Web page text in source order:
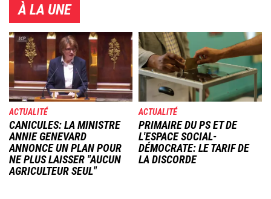
À LA UNE
Image
ACTUALITÉ
CANICULES: LA MINISTRE
ANNIE GENEVARD
ANNONCE UN PLAN POUR
NE PLUS LAISSER "AUCUN
AGRICULTEUR SEUL"
Image
ACTUALITÉ
PRIMAIRE DU PS ET DE
L'ESPACE SOCIAL-
DÉMOCRATE: LE TARIF DE
LA DISCORDE